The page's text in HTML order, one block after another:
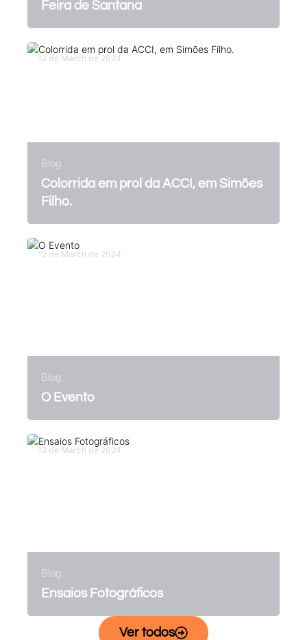
Feira de Santana
12 de March de 2024
Blog
Colorrida em prol da ACCI, em Simões
Filho.
12 de March de 2024
Blog
O Evento
12 de March de 2024
Blog
Ensaios Fotográficos
Ver todos